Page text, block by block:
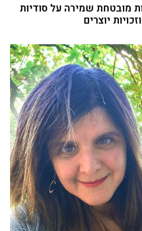
מובטחת שמירה על סודיות
וזכויות יוצרים